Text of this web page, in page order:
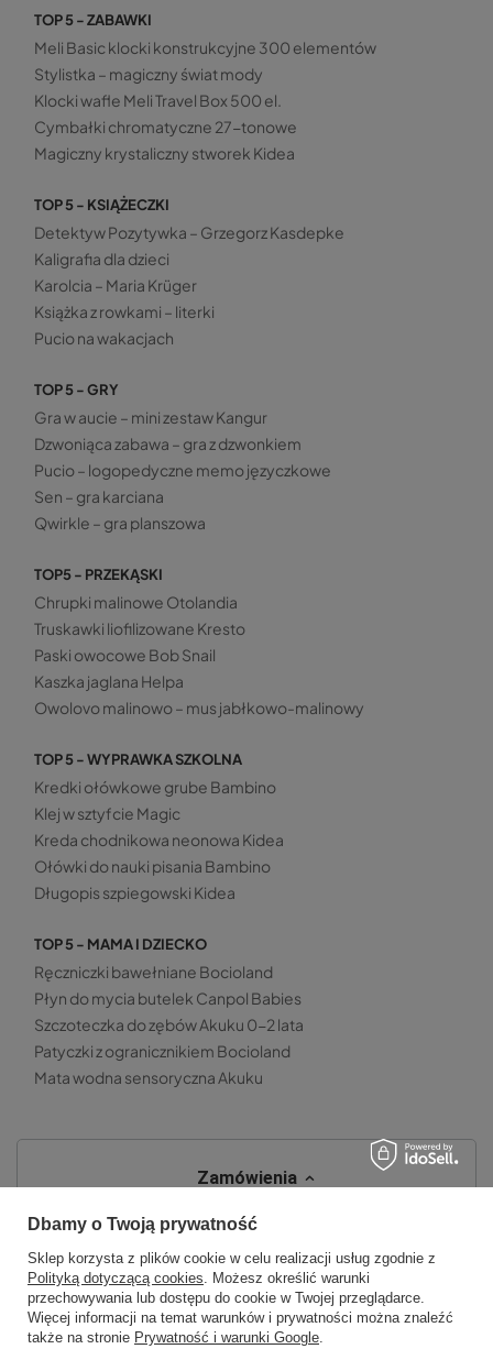
TOP 5 - ZABAWKI
Meli Basic klocki konstrukcyjne 300 elementów
Stylistka – magiczny świat mody
Klocki wafle Meli Travel Box 500 el.
Cymbałki chromatyczne 27-tonowe
Magiczny krystaliczny stworek Kidea
TOP 5 - KSIĄŻECZKI
Detektyw Pozytywka – Grzegorz Kasdepke
Kaligrafia dla dzieci
Karolcia – Maria Krüger
Książka z rowkami – literki
Pucio na wakacjach
TOP 5 - GRY
Gra w aucie – mini zestaw Kangur
Dzwoniąca zabawa – gra z dzwonkiem
Pucio – logopedyczne memo języczkowe
Sen – gra karciana
Qwirkle – gra planszowa
TOP5 - PRZEKĄSKI
Chrupki malinowe Otolandia
Truskawki liofilizowane Kresto
Paski owocowe Bob Snail
Kaszka jaglana Helpa
Owolovo malinowo – mus jabłkowo-malinowy
TOP 5 - WYPRAWKA SZKOLNA
Kredki ołówkowe grube Bambino
Klej w sztyfcie Magic
Kreda chodnikowa neonowa Kidea
Ołówki do nauki pisania Bambino
Długopis szpiegowski Kidea
TOP 5 - MAMA I DZIECKO
Ręczniczki bawełniane Bocioland
Płyn do mycia butelek Canpol Babies
Szczoteczka do zębów Akuku 0-2 lata
Patyczki z ogranicznikiem Bocioland
Mata wodna sensoryczna Akuku
Zamówienia
Status zamówienia
Śledzenie przesyłki
Chcę zareklamować produkt
Chcę zwrócić produkt
Dbamy o Twoją prywatność
Sklep korzysta z plików cookie w celu realizacji usług zgodnie z
Polityką dotyczącą cookies. Możesz określić warunki
przechowywania lub dostępu do cookie w Twojej przeglądarce.
Więcej informacji na temat warunków i prywatności można znaleźć
także na stronie Prywatność i warunki Google.